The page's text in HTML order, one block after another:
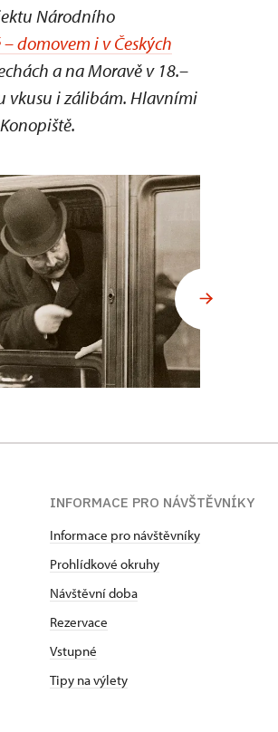
Národního
domovem i v Českých
a na Moravě v 18.–
vkusu i zálibám. Hlavními
INFORMACE PRO NÁVŠTĚVNÍKY
Informace pro návštěvníky
Prohlídkové okruhy
Návštěvní doba
Rezervace
Vstupné
Tipy na výlety